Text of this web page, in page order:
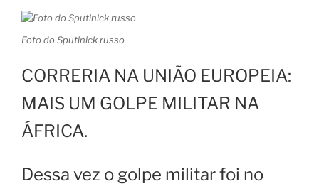
Foto do Sputinick russo
CORRERIA NA UNIÃO EUROPEIA:
MAIS UM GOLPE MILITAR NA
ÁFRICA.
Dessa vez o golpe militar foi no